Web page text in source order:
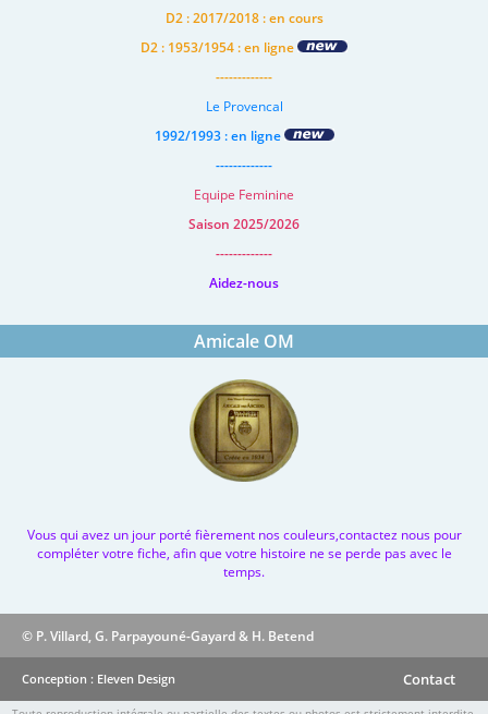
D2 : 2017/2018 : en cours
D2 : 1953/1954 : en ligne
-------------
Le Provencal
1992/1993 : en ligne
-------------
Equipe Feminine
Saison 2025/2026
-------------
Aidez-nous
Amicale OM
Vous qui avez un jour porté fièrement nos couleurs,contactez nous pour
compléter votre fiche, afin que votre histoire ne se perde pas avec le
temps.
© P. Villard, G. Parpayouné-Gayard & H. Betend
Conception : Eleven Design Contact